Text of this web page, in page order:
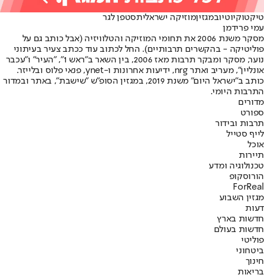
טיקטוקיוטיובמגזיןמוזיקה ישראליתסטפן לגר
עמי פרידמן
מסקר משנת 2006 את תחומי המוזיקה והטלוויזיה (אבל כותב גם על
פוליטיקה - בהקשרים תרבותיים). החל לכתוב עוד ככתב צעיר בעיתוני
נוער, מסקר ומבקר תרבות מאז 2006, בין השאר ב"ראש 1", "העיר" ו"עכבר
אונליין", מעריב ואתר nrg, ידיעות אחרונות ו-ynet, פנאי פלוס ובלייזר.
כותב ב"ישראל היום" משנת 2019, במגזין הסופ"ש "שישבת", באתר ובמדור
התרבות היומי.
מדורים
ספורט
תרבות ובידור
לייף סטייל
אוכל
תיירות
טכנולוגיה ומדע
הורוסקופ
ForReal
מגזין השבוע
דעות
חדשות בארץ
חדשות בעולם
פוליטי
ביטחוני
חינוך
בריאות